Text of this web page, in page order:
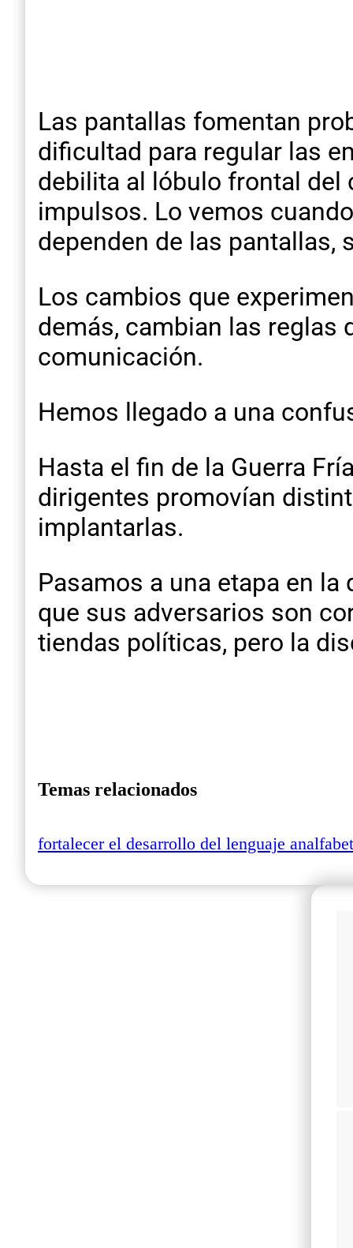
Las pantallas fomentan
dificultad para regular las
debilita al lóbulo frontal del
impulsos. Lo vemos
dependen de las pantallas,
Los cambios que
demás, cambian las reglas
comunicación.
Hemos llegado a una
Hasta el fin de la Guerra
dirigentes promovían
implantarlas.
Pasamos a una etapa en
que sus adversarios son
tiendas políticas, pero la
Temas relacionados
fortalecer el desarrollo del lenguaje